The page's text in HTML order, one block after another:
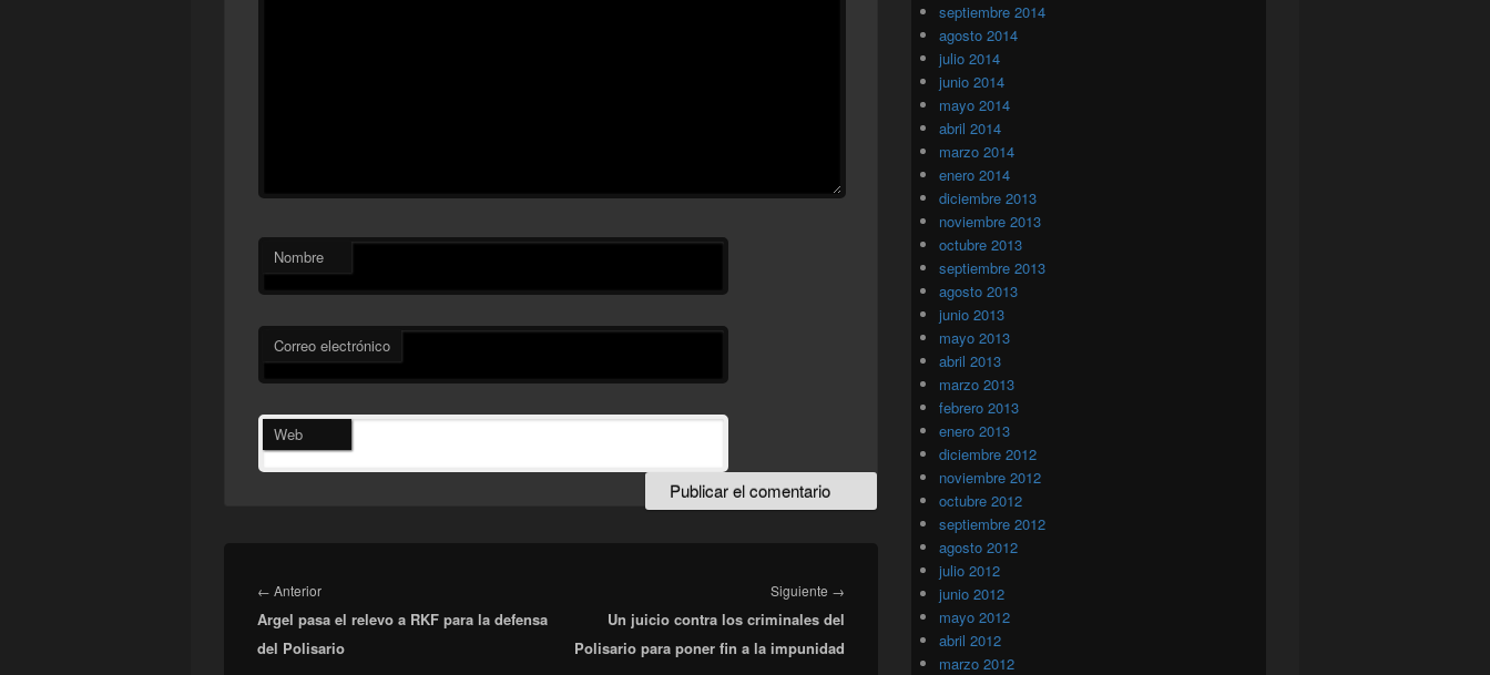
Nombre
Correo electrónico
Web
de
entradas
← AnteriorEntrada
anterior:
Argel pasa el relevo a RKF para la defensa
del Polisario
Siguiente →
Un juicio contra los criminales del
Polisario para poner fin a la impunidad
septiembre 2014
agosto 2014
julio 2014
junio 2014
mayo 2014
abril 2014
marzo 2014
enero 2014
diciembre 2013
noviembre 2013
octubre 2013
septiembre 2013
agosto 2013
junio 2013
mayo 2013
abril 2013
marzo 2013
febrero 2013
enero 2013
diciembre 2012
noviembre 2012
octubre 2012
septiembre 2012
agosto 2012
julio 2012
junio 2012
mayo 2012
abril 2012
marzo 2012